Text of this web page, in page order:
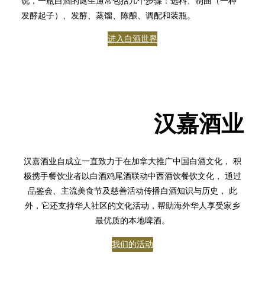
发酵起子）、发酵、蒸馏、陈酿、调配和装瓶。
进入白酒世界
汉嘉酒业
汉嘉酒业自成立一直致力于在加拿大推广中国白酒文化， 积
极携手餐饮业者以白酒鸡尾酒联动中西酒饮餐饮文化， 通过
品鉴会、主流美食节及慈善活动传播白酒知识与历史， 此
外，它还支持华人社区的文化活动，帮助海外华人享受家乡
最优质的本地啤酒。
我们的活动